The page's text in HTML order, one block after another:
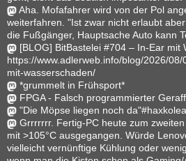
Aha. Mofafahrer wird von der Pol
weiterfahren. "Ist zwar nicht erlaubt
die Fußgänger, Hauptsache Auto kann
[BLOG] BitBastelei #704 – In-Ear mit
https://www.adlerweb.info/blog/2026/
mit-wasserschaden/
*grummelt in Frühsport*
FPGA - Falsch programmierter
"Die Möpse liegen noch
Grrrrrrr. Fertig-PC heute zum
mit >105°C ausgegangen. Würde
vielleicht vernünftige Kühlung oder